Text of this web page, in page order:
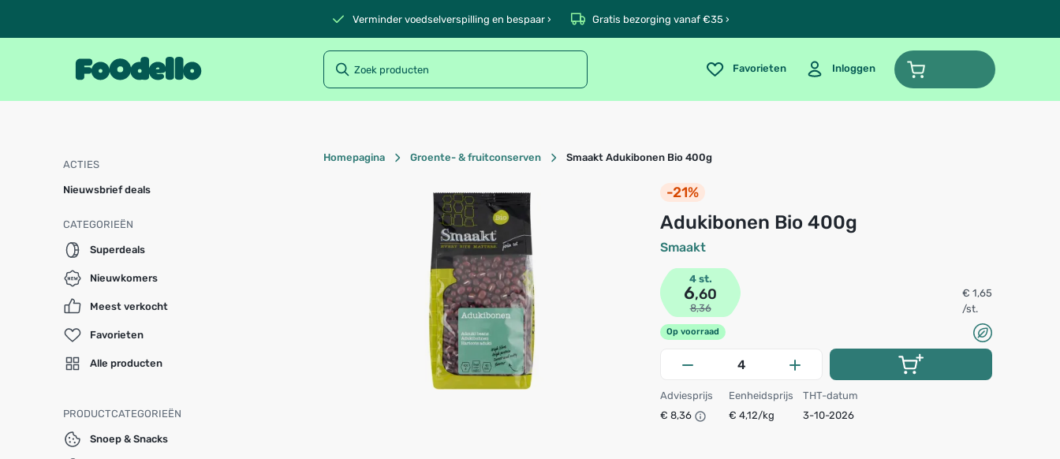
Verminder voedselverspilling en bespaar › Gratis bezorging vanaf €35 ›
Favorieten Inloggen
ACTIES
Nieuwsbrief deals
CATEGORIEËN
Superdeals
Nieuwkomers
Meest verkocht
Favorieten
Alle producten
PRODUCTCATEGORIEËN
Snoep & Snacks
Homepagina Groente- & fruitconserven Smaakt Adukibonen Bio 400g
-21%
Adukibonen Bio 400g
Smaakt
4 st.
6,60
8,36
€ 1,65
/st.
Op voorraad
Adviesprijs
€ 8,36
Eenheidsprijs
€ 4,12/kg
THT-datum
3-10-2026